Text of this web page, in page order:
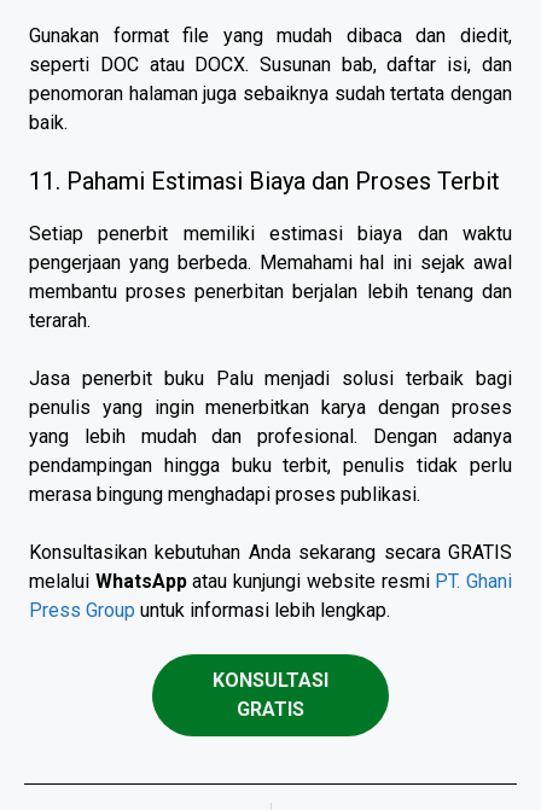
Gunakan format file yang mudah dibaca dan diedit,
seperti DOC atau DOCX. Susunan bab, daftar isi, dan
penomoran halaman juga sebaiknya sudah tertata dengan
baik.
11. Pahami Estimasi Biaya dan Proses Terbit
Setiap penerbit memiliki estimasi biaya dan waktu
pengerjaan yang berbeda. Memahami hal ini sejak awal
membantu proses penerbitan berjalan lebih tenang dan
terarah.
Jasa penerbit buku Palu menjadi solusi terbaik bagi
penulis yang ingin menerbitkan karya dengan proses
yang lebih mudah dan profesional. Dengan adanya
pendampingan hingga buku terbit, penulis tidak perlu
merasa bingung menghadapi proses publikasi.
Konsultasikan kebutuhan Anda sekarang secara GRATIS
melalui WhatsAppatau kunjungi website resmi PT. Ghani
Press Group untuk informasi lebih lengkap.
KONSULTASI
GRATIS